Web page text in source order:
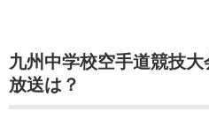
九州中学校空手道競技
放送は？